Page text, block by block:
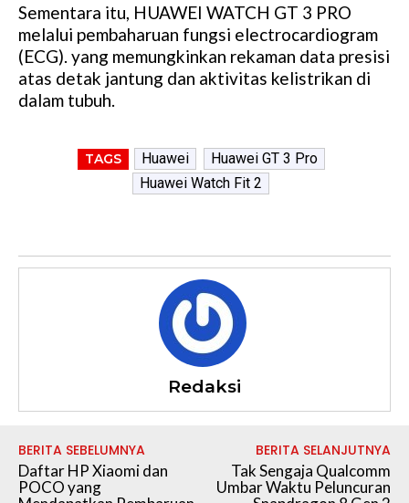
Sementara itu, HUAWEI WATCH GT 3 PRO
melalui pembaharuan fungsi electrocardiogram
(ECG). yang memungkinkan rekaman data presisi
atas detak jantung dan aktivitas kelistrikan di
dalam tubuh.
TAGS Huawei
Huawei GT 3 Pro
Huawei Watch Fit 2
Redaksi
BERITA SEBELUMNYA
Daftar HP Xiaomi dan
POCO yang
BERITA SELANJUTNYA
Tak Sengaja Qualcomm
Umbar Waktu Peluncuran